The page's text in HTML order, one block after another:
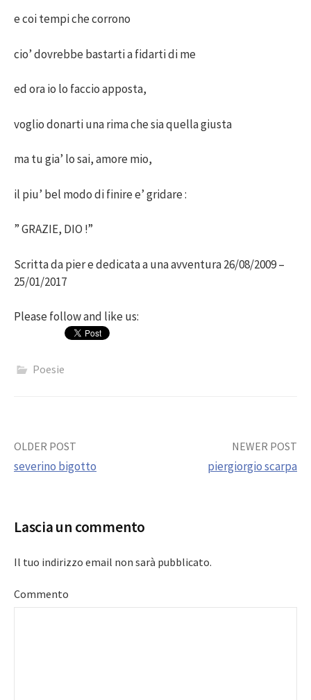
e coi tempi che corrono
cio’ dovrebbe bastarti a fidarti di me
ed ora io lo faccio apposta,
voglio donarti una rima che sia quella giusta
ma tu gia’ lo sai, amore mio,
il piu’ bel modo di finire e’ gridare :
” GRAZIE, DIO !”
Scritta da pier e dedicata a una avventura 26/08/2009 –
25/01/2017
Please follow and like us:
Poesie
Post
OLDER POST
severino bigotto
NEWER POST
piergiorgio scarpa
Lascia un commento
Il tuo indirizzo email non sarà pubblicato.
Commento